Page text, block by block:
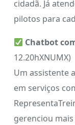
cidadã. Já
pilotos para
Chatbot
12.20hXNUMX)
Um assistente
em serviços
gerenciou